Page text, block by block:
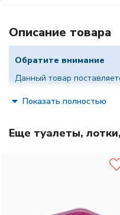
Описание товара
Обратите внимание
Данный товар
фотографии. Если вам
варианты расцветок.
Сибирская кошка туалет
высокими ножками,
Показать полностью
Еще туалеты,